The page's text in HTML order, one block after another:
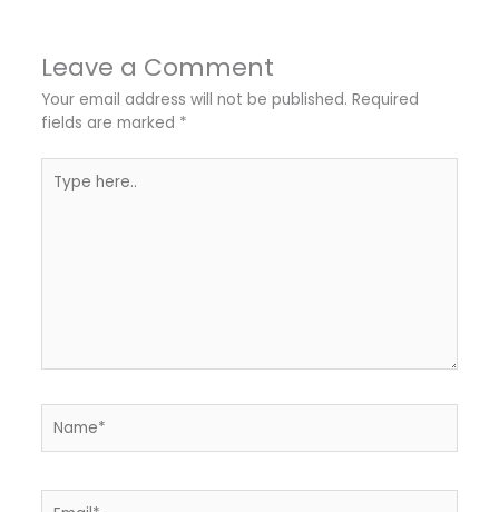
Leave a Comment
Your email address will not be published. Required
fields are marked *
here..